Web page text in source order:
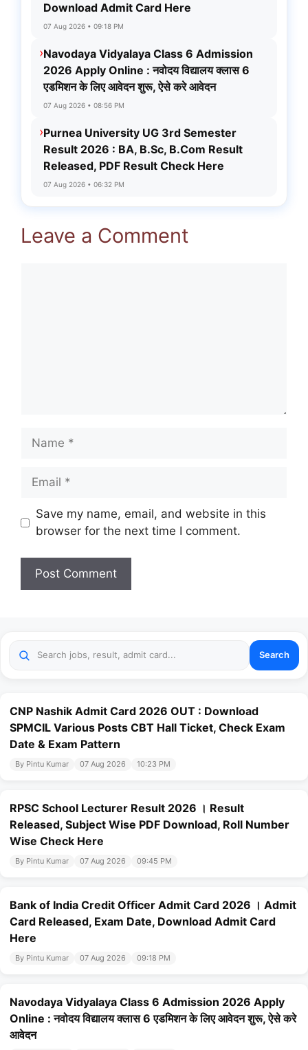
Download Admit Card Here
07 Aug 2026 • 09:18 PM
›Navodaya Vidyalaya Class 6 Admission
2026 Apply Online : नवोदय विद्यालय क्लास 6
एडमिशन के लिए आवेदन शुरू, ऐसे करे आवेदन
07 Aug 2026 • 08:56 PM
›Purnea University UG 3rd Semester
Result 2026 : BA, B.Sc, B.Com Result
Released, PDF Result Check Here
07 Aug 2026 • 06:32 PM
Leave a Comment
Name
Email
Website
Save my name, email, and website in this
browser for the next time I comment.
Search
CNP Nashik Admit Card 2026 OUT : Download
SPMCIL Various Posts CBT Hall Ticket, Check Exam
Date & Exam Pattern
By Pintu Kumar 07 Aug 2026 10:23 PM
RPSC School Lecturer Result 2026 । Result
Released, Subject Wise PDF Download, Roll Number
Wise Check Here
By Pintu Kumar 07 Aug 2026 09:45 PM
Bank of India Credit Officer Admit Card 2026 । Admit
Card Released, Exam Date, Download Admit Card
Here
By Pintu Kumar 07 Aug 2026 09:18 PM
Navodaya Vidyalaya Class 6 Admission 2026 Apply
Online : नवोदय विद्यालय क्लास 6 एडमिशन के लिए आवेदन शुरू, ऐसे करे
आवेदन